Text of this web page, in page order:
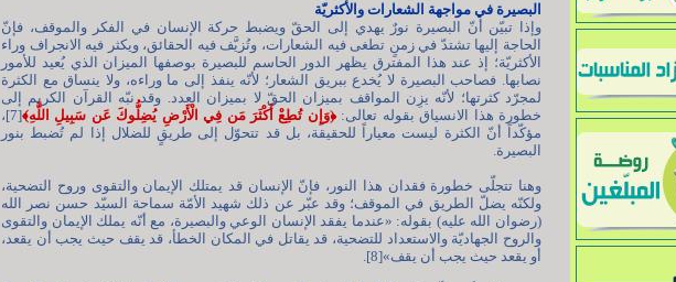
البصيرة في مواجهة الشعارات والأكثريّة
وإذا تبيّن أنّ البصيرة نورٌ يهدي إلى الحقّ ويضبط حركة الإنسان في الفكر والموقف، فإنّ
الحاجة إليها تشتدّ في زمنٍ تطغى فيه الشعارات، وتُزيَّف فيه الحقائق، ويكثر فيه الانجراف وراء
الأكثريّة؛ إذ عند هذا المفترق يظهر الدور الحاسم للبصيرة بوصفها الميزان الذي يُعيد للأمور
نصابها. فصاحب البصيرة لا يُخدع ببريق الشعار؛ لأنّه ينفذ إلى ما وراءه، ولا ينساق مع الكثرة
لمجرّد كثرتها؛ لأنّه يزِن المواقف بميزان الحقّ لا بميزان العدد. وقد نبّه القرآن الكريم إلى
خطورة هذا الانسياق بقوله تعالى:﴿وَإِن تُطِعْ أَكْثَرَ مَن فِي الْأَرْضِ يُضِلُّوكَ عَن سَبِيلِ اللَّهِ﴾
[7]،
مؤكّداً أنّ الكثرة ليست معياراً للحقيقة، بل قد تتحوّل إلى طريقٍ للضلال إذا لم تُضبط بنور
البصيرة.
وهنا تتجلّى خطورة فقدان هذا النور، فإنّ الإنسان قد يمتلك الإيمان والتقوى وروح التضحية،
ولكنّه يضلّ الطريق في الموقف؛ وقد عبّر عن ذلك شهيد الأمّة سماحة السيّد حسن نصر الله
(رضوان الله عليه) بقوله: «عندما يفقد الإنسان الوعي والبصيرة، مع أنّه يملك الإيمان والتقوى
والروح الجهاديّة والاستعداد للتضحية، قد يقاتل في المكان الخطأ، قد يقف حيث يجب أن يقعد،
أو يقعد حيث يجب أن يقف»[8].